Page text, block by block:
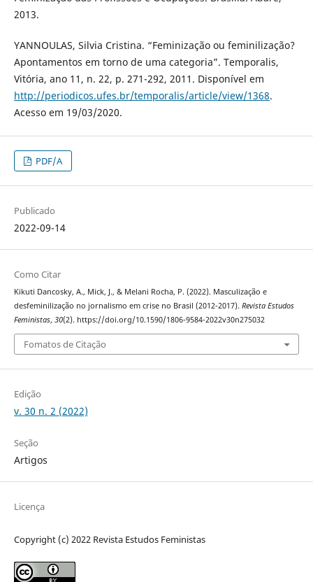
2013.
YANNOULAS, Silvia Cristina. “Feminização ou feminilização?
Apontamentos em torno de uma categoria”. Temporalis,
Vitória, ano 11, n. 22, p. 271-292, 2011. Disponível em
http://periodicos.ufes.br/temporalis/article/view/1368.
Acesso em 19/03/2020.
PDF/A
Publicado
2022-09-14
Como Citar
Kikuti Dancosky, A., Mick, J., & Melani Rocha, P. (2022). Masculização e
desfeminilização no jornalismo em crise no Brasil (2012-2017). Revista Estudos
Feministas, 30(2). https://doi.org/10.1590/1806-9584-2022v30n275032
Fomatos de Citação
Edição
v. 30 n. 2 (2022)
Seção
Artigos
Licença
Copyright (c) 2022 Revista Estudos Feministas